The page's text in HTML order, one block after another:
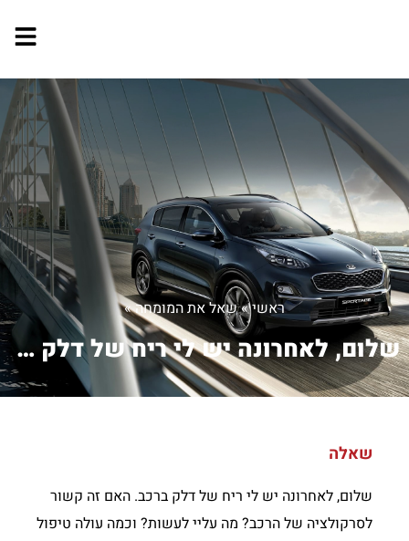
ראשי»שאל את המומחה»
שלום, לאחרונה יש לי ריח של דלק ברכב. ...
שאלה
שלום, לאחרונה יש לי ריח של דלק ברכב. האם זה קשור
לסרקולציה של הרכב? מה עליי לעשות? וכמה עולה טיפול